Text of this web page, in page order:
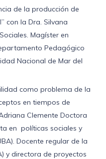
de la producción de
con la Dra. Silvana
Magíster en
Pedagógico
Nacional de Mar del
como problema de la
en tiempos de
Clemente Doctora
en políticas sociales y
Docente regular de la
y directora de proyectos